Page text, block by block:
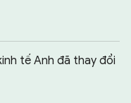
tế Anh đã thay đổi